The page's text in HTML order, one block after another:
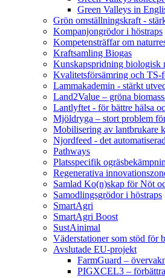
Green Valleys in
Grön omställningskraft -
Kompanjongrödor i höstraps
Kompetensträffar om
Kraftsamling Biogas
Kunskapspridning biologisk
Kvalitetsförsämring och TS-
Lammakademin - stärkt
Land2Value – gröna
Lantlyftet - för bättre hälsa
Mjöldryga – stort problem
Mobilisering av
Njordfeed - det
Pathways
Platsspecifik
Regenerativa
Samlad Ko(n)skap för Nöt
Samodlingsgrödor i höstraps
SmartAgri
SmartAgri Boost
SustAinimal
Väderstationer som stöd för
Avslutade EU-projekt
FarmGuard –
PIGXCEL3 –